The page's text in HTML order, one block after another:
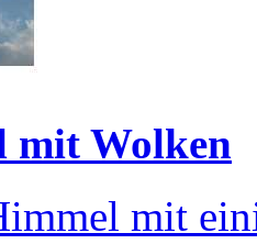
mit Wolken
mit